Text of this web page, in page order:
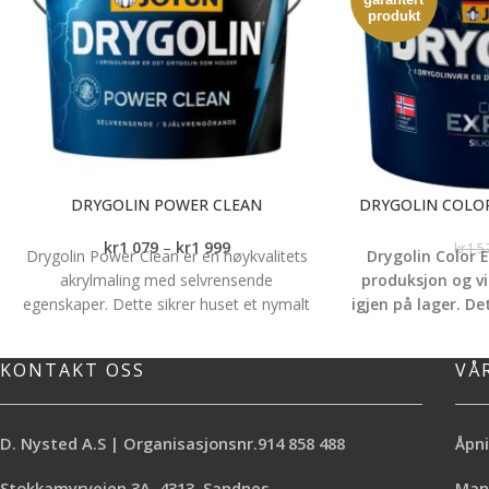
DRYGOLIN POWER CLEAN
kr1 079 – kr1 999
Drygolin Power Clean er en høykvalitets
akrylmaling med selvrensende
egenskaper. Dette sikrer huset et nymalt
minimalt med skitt, og sørger for svært
langvarig beskyttelse.
år
produkt
DRYGOLIN
kr1
Drygolin Color
produksjon og
igjen på lager.
har bestilt en
KONTAKT OSS
D. Nysted A.S | Organisasjonsnr.914 858 488